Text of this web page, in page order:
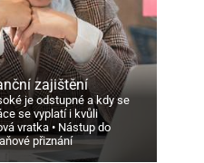
zajištění
je odstupné a kdy se
se vyplatí i kvůli
vratka
Nástup do
přiznání